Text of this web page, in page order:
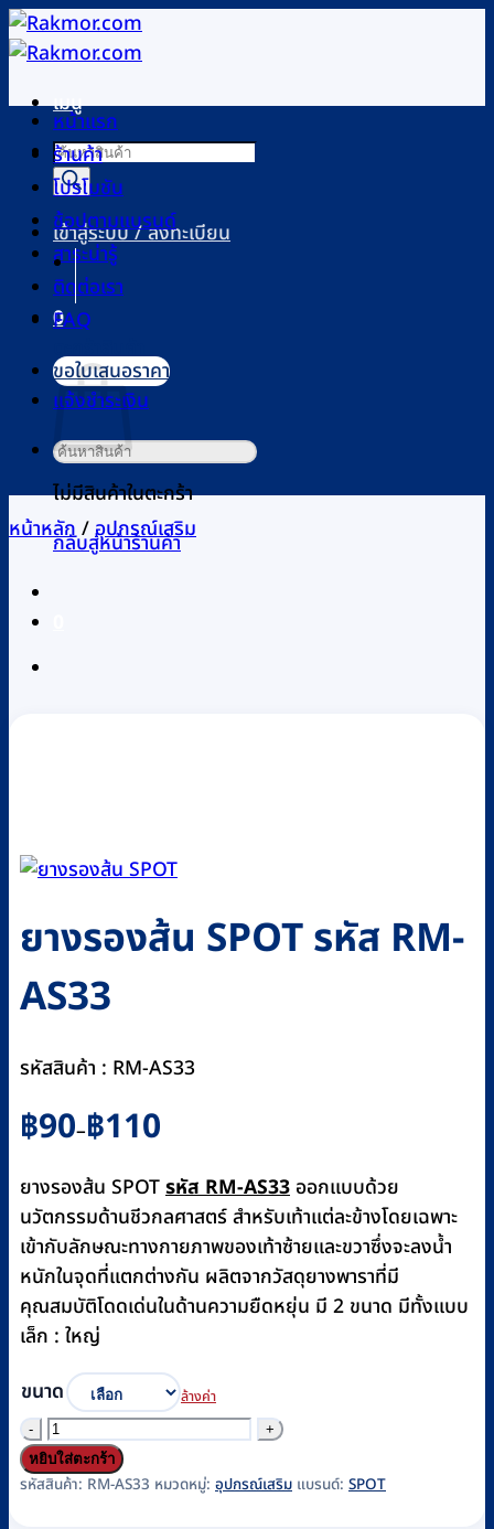
ข้าม
ไป
เนื้อหาเมนู
Products
search
เข้าสู่ระบบ / ลงทะเบียน
0
ไม่มีสินค้าในตะกร้า
กลับสู่หน้าร้านค้า
หน้าแรก
ร้านค้า
โปรโมชัน
ช้อปตามแบรนด์
สาระน่ารู้
ติดต่อเรา
FAQ
ขอใบเสนอราคา
แจ้งชำระเงิน
ค้นหา:
หน้าหลัก/อุปกรณ์เสริม
ยางรองส้น SPOT รหัส RM-
AS33
รหัสสินค้า : RM-AS33
฿90–฿110
Price
range:
฿90
through
฿110
ยางรองส้น SPOTรหัส RM-AS33 ออกแบบด้วย
นวัตกรรมด้านชีวกลศาสตร์ สำหรับเท้าแต่ละข้างโดยเฉพาะ
เข้ากับลักษณะทางกายภาพของเท้าซ้ายและขวาซึ่งจะลงน้ำ
หนักในจุดที่แตกต่างกัน ผลิตจากวัสดุยางพาราที่มี
คุณสมบัติโดดเด่นในด้านความยืดหยุ่น มี 2 ขนาด มีทั้งแบบ
เล็ก : ใหญ่
ขนาด
ล้างค่า
จำนวน
ยาง
รอง
หยิบใส่ตะกร้า
รหัสสินค้า: RM-AS33 หมวดหมู่: อุปกรณ์เสริม แบรนด์: SPOT